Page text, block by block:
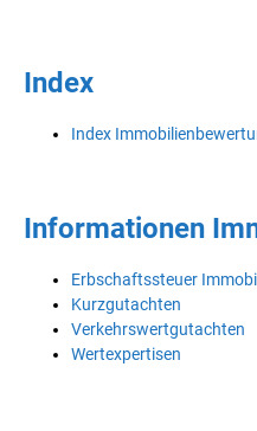
Index
Index
Informationen
Erbschaftssteuer
Kurzgutachten
Verkehrswertgutachten
Wertexpertisen